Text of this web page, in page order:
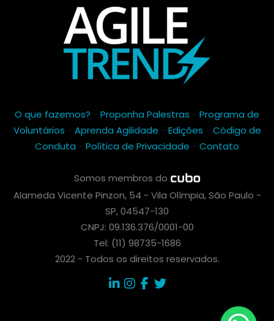
O que fazemos? - Proponha Palestras - Programa de
Voluntários - Aprenda Agilidade - Edições - Código de
Conduta - Política de Privacidade - Contato
Somos membros do
Alameda Vicente Pinzon, 54 - Vila Olímpia, São Paulo -
SP, 04547-130
CNPJ: 09.136.376/0001-00
Tel: (11) 98735-1686
2022 - Todos os direitos reservados.